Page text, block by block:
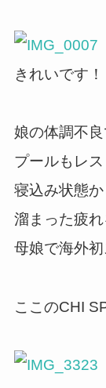
きれいです！
娘の体調不
プールもレス
寝込み状態か
溜まった疲
母娘で海外初
ここのCHI